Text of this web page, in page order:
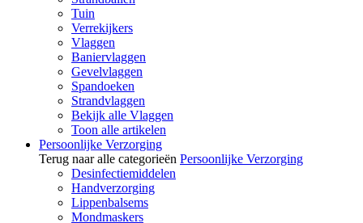
Tuin
Verrekijkers
Vlaggen
Baniervlaggen
Gevelvlaggen
Spandoeken
Strandvlaggen
Bekijk alle Vlaggen
Toon alle artikelen
Persoonlijke Verzorging
Terug naar alle categorieën Persoonlijke Verzorging
Desinfectiemiddelen
Handverzorging
Lippenbalsems
Mondmaskers